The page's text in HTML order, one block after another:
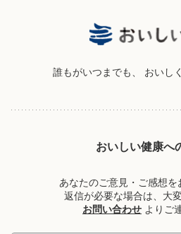
誰もがいつまでも、 おいし
おいしい健康へ
あなたのご意見・ご感想
返信が必要な場合は、大
お問い合わせ よりご